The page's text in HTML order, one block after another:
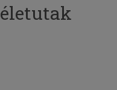
életutak